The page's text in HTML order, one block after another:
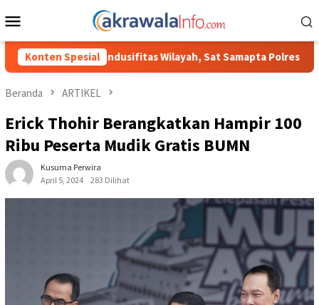
ke
Mobile
Konten Spesial
Wilayah, Sat Samapta Polres Toraja Utara Gencarkan Patroli
Beranda ARTIKEL
Erick Thohir Berangkatkan Hampir 100
Ribu Peserta Mudik Gratis BUMN
Kusuma Perwira
April 5, 2024
283 Dilihat